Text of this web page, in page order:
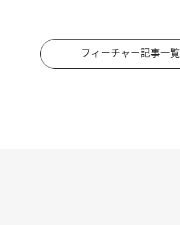
フィーチャー記事一覧